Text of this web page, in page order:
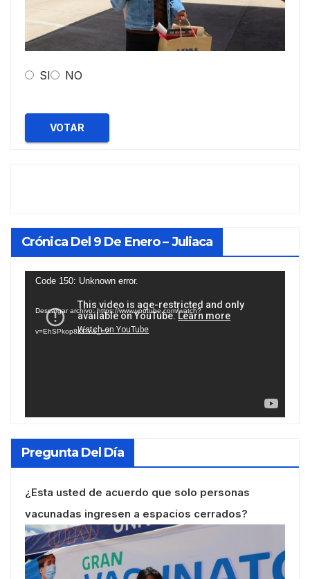
SI NO
VOTAR
Crónica Del 9 De Enero – Juliaca
Reproductor
vídeo
Code 150: Unknown error.
Descargar archivo: https://www.youtube.com/watch?
v=EhSPkop8KPY&_=2
Pregunta Del Día
¿Esta usted de acuerdo que solo personas
vacunadas ingresen a espacios cerrados?